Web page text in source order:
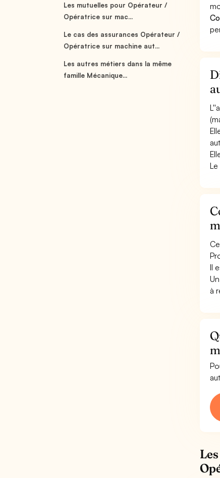
Les mutuelles pour Opérateur /
Opératrice sur mac...
Le cas des assurances Opérateur /
Opératrice sur machine aut...
Les autres métiers dans la même
famille Mécanique...
Il
à